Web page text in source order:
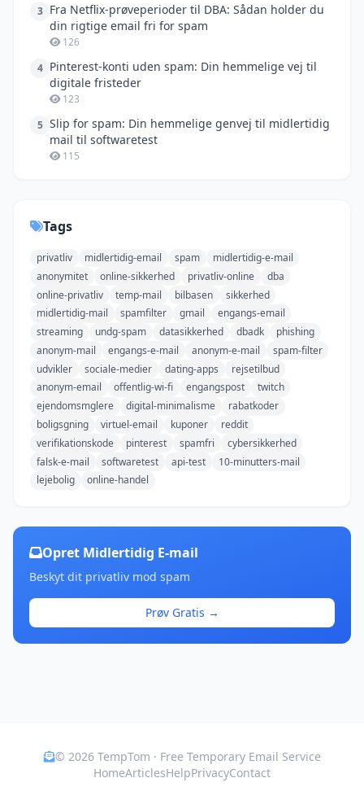
3 Fra Netflix-prøveperioder til DBA: Sådan holder du
din rigtige email fri for spam
126
4 Pinterest-konti uden spam: Din hemmelige vej til
digitale fristeder
123
5 Slip for spam: Din hemmelige genvej til midlertidig
mail til softwaretest
115
Tags
privatliv midlertidig-email spam
midlertidig-e-mail
anonymitet
online-sikkerhed privatliv-online
dba
online-privatliv
temp-mail bilbasen
sikkerhed
midlertidig-mail
spamfilter gmail
engangs-email
streaming
undg-spam datasikkerhed dbadk
phishing
anonym-mail
engangs-e-mail anonym-e-mail
spam-filter
udvikler
sociale-medier dating-apps
rejsetilbud
anonym-email
offentlig-wi-fi engangspost
twitch
ejendomsmglere
digital-minimalisme
rabatkoder
boligsgning
virtuel-email kuponer
reddit
verifikationskode
pinterest spamfri
cybersikkerhed
falsk-e-mail
softwaretest api-test
10-minutters-mail
lejebolig
online-handel
Opret Midlertidig E-mail
Beskyt dit privatliv mod spam
Prøv Gratis →
© 2026 TempTom · Free Temporary Email Service
HomeArticlesHelpPrivacyContact